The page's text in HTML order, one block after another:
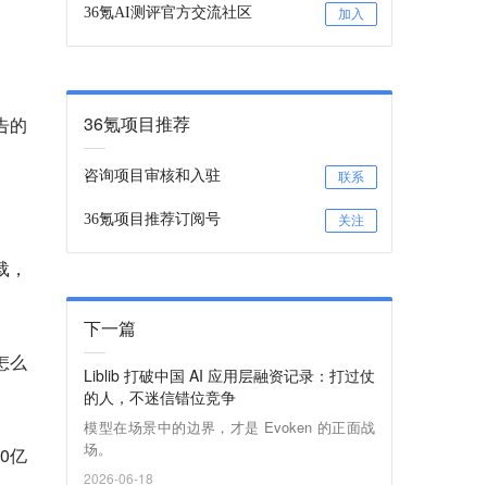
的
么
亿
36氪AI测评官方交流社区 加入
36氪项目推荐
咨询项目审核和入驻 联系
36氪项目推荐订阅号 关注
下一篇
Liblib 打破中国 AI 应用层融资记录：打过仗
的人，不迷信错位竞争
​模型在场景中的边界，才是 Evoken 的正面战
场。
2026-06-18